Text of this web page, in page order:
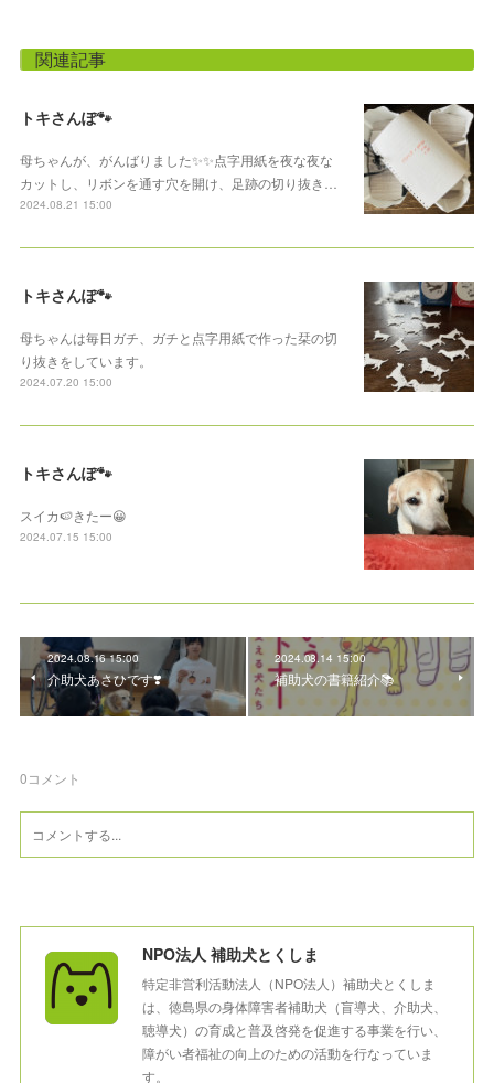
関連記事
トキさんぽ🐾
母ちゃんが、がんばりました✨✨点字用紙を夜な夜な
カットし、リボンを通す穴を開け、足跡の切り抜き…
2024.08.21 15:00
トキさんぽ🐾
母ちゃんは毎日ガチ、ガチと点字用紙で作った栞の切
り抜きをしています。
2024.07.20 15:00
トキさんぽ🐾
スイカ🍉きたー😀
2024.07.15 15:00
2024.08.16 15:00
介助犬あさひです❣️
2024.08.14 15:00
補助犬の書籍紹介📚
0コメント
NPO法人 補助犬とくしま
特定非営利活動法人（NPO法人）補助犬とくしま
は、徳島県の身体障害者補助犬（盲導犬、介助犬、
聴導犬）の育成と普及啓発を促進する事業を行い、
障がい者福祉の向上のための活動を行なっていま
す。